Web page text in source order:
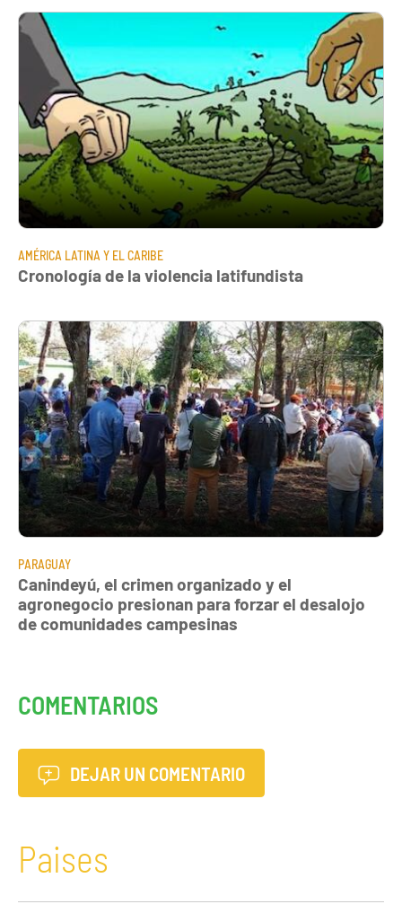
AMÉRICA LATINA Y EL CARIBE
Cronología de la violencia latifundista
PARAGUAY
Canindeyú, el crimen organizado y el
agronegocio presionan para forzar el desalojo
de comunidades campesinas
COMENTARIOS
DEJAR UN COMENTARIO
Paises